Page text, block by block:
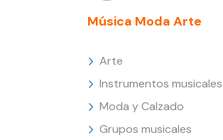
Música Moda Arte
Arte
Instrumentos musicales
Moda y Calzado
Grupos musicales